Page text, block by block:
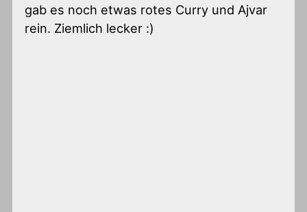
gab es noch etwas rotes Curry und Ajvar
rein. Ziemlich lecker :)